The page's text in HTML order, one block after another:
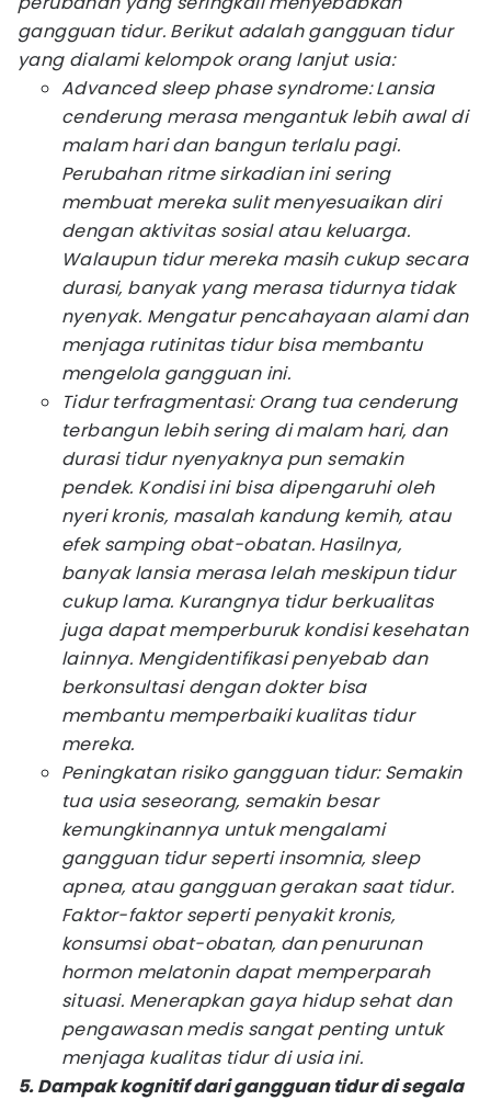
gangguan tidur. Berikut adalah gangguan tidur
yang dialami kelompok orang lanjut usia:
Advanced sleep phase syndrome:Lansia
cenderung merasa mengantuk lebih awal di
malam hari dan bangun terlalu pagi.
Perubahan ritme sirkadian ini sering
membuat mereka sulit menyesuaikan diri
dengan aktivitas sosial atau keluarga.
Walaupun tidur mereka masih cukup secara
durasi, banyak yang merasa tidurnya tidak
nyenyak. Mengatur pencahayaan alami dan
menjaga rutinitas tidur bisa membantu
mengelola gangguan ini.
Tidur terfragmentasi: Orang tua cenderung
terbangun lebih sering di malam hari, dan
durasi tidur nyenyaknya pun semakin
pendek. Kondisi ini bisa dipengaruhi oleh
nyeri kronis, masalah kandung kemih, atau
efek samping obat-obatan. Hasilnya,
banyak lansia merasa lelah meskipun tidur
cukup lama. Kurangnya tidur berkualitas
juga dapat memperburuk kondisi kesehatan
lainnya. Mengidentifikasi penyebab dan
berkonsultasi dengan dokter bisa
membantu memperbaiki kualitas tidur
mereka.
Peningkatan risiko gangguan tidur: Semakin
tua usia seseorang, semakin besar
kemungkinannya untuk mengalami
gangguan tidur seperti insomnia, sleep
apnea, atau gangguan gerakan saat tidur.
Faktor-faktor seperti penyakit kronis,
konsumsi obat-obatan, dan penurunan
hormon melatonin dapat memperparah
situasi. Menerapkan gaya hidup sehat dan
pengawasan medis sangat penting untuk
menjaga kualitas tidur di usia ini.
5. Dampak kognitif dari gangguan tidur di segala